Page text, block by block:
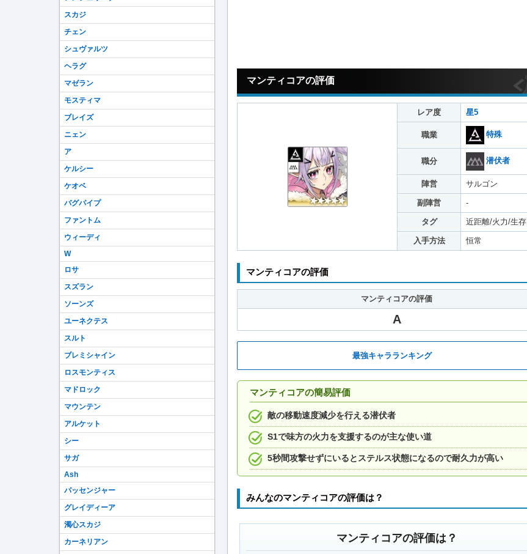
マンティコアの評価
レア度 星5
職業 特殊
職分 潜伏者
陣営 サルゴン
副陣営 -
タグ 近距離/火力/生存
入手方法 恒常
マンティコアの評価
マンティコアの評価
A
最強キャラランキング
マンティコアの簡易評価
敵の移動速度減少を行える潜伏者
S1で味方の火力を支援するのが主な使い道
5秒間攻撃せずにいるとステルス状態になるので耐久力が高い
みんなのマンティコアの評価は？
マンティコアの評価は？
スカジ
チェン
シュヴァルツ
ヘラグ
マゼラン
モスティマ
ブレイズ
ニェン
ア
ケルシー
ケオベ
バグパイプ
ファントム
ウィーディ
W
ロサ
スズラン
ソーンズ
ユーネクテス
スルト
ブレミシャイン
ロスモンティス
マドロック
マウンテン
アルケット
シー
サガ
Ash
パッセンジャー
グレイディーア
濁心スカジ
カーネリアン